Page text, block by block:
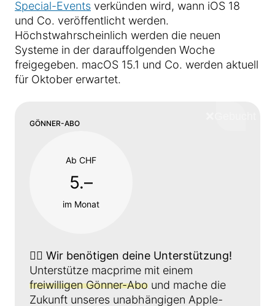
Special-Events verkünden wird, wann iOS 18
und Co. veröffentlicht werden.
Höchstwahrscheinlich werden die neuen
Systeme in der darauffolgenden Woche
freigegeben. macOS 15.1 und Co. werden aktuell
für Oktober erwartet.
GÖNNER-ABO
Ab CHF
5.–
im Monat
👉🏼 Wir benötigen deine Unterstützung!
Unterstütze macprime mit einem
freiwilligen Gönner-Abo und mache die
Zukunft unseres unabhängigen Apple-